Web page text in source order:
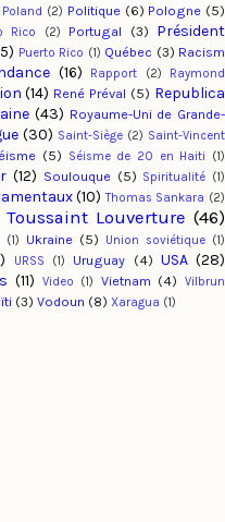
Poland (2) Politique (6) Pologne (5)
Rico (2) Portugal (3) Président
Puerto Rico (1) Québec (3) Racism
(16) Rapport (2)
Raymond
(14) René Préval (5) Republica
(43) Royaume-Uni de Grande-
(30) Saint-Siège (2) Saint-Vincent
(5) Séisme de 20 en Haiti
(1)
(12) Soulouque (5) Spiritualité (1)
(10) Thomas Sankara (2)
Toussaint Louverture (46)
(1) Ukraine (5) Union soviétique (1)
URSS (1) Uruguay (4) USA (28)
(11) Video (1) Vietnam (4)
Vilbrun
(3) Vodoun (8) Xaragua (1)